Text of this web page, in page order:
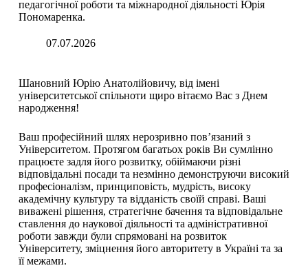
педагогічної роботи та міжнародної діяльності Юрія
Пономаренка.
07.07.2026
Шановний Юрію Анатолійовичу, від імені
університетської спільноти щиро вітаємо Вас з Днем
народження!
Ваш професійний шлях нерозривно пов’язаний з
Університетом. Протягом багатьох років Ви сумлінно
працюєте задля його розвитку, обіймаючи різні
відповідальні посади та незмінно демонструючи високий
професіоналізм, принциповість, мудрість, високу
академічну культуру та відданість своїй справі. Ваші
виважені рішення, стратегічне бачення та відповідальне
ставлення до наукової діяльності та адміністративної
роботи завжди були спрямовані на розвиток
Університету, зміцнення його авторитету в Україні та за
її межами.